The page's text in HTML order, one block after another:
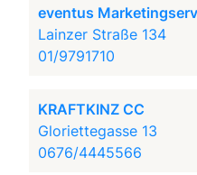
eventus
Lainzer Straße 134
01/9791710
KRAFTKINZ CC
Gloriettegasse 13
0676/4445566